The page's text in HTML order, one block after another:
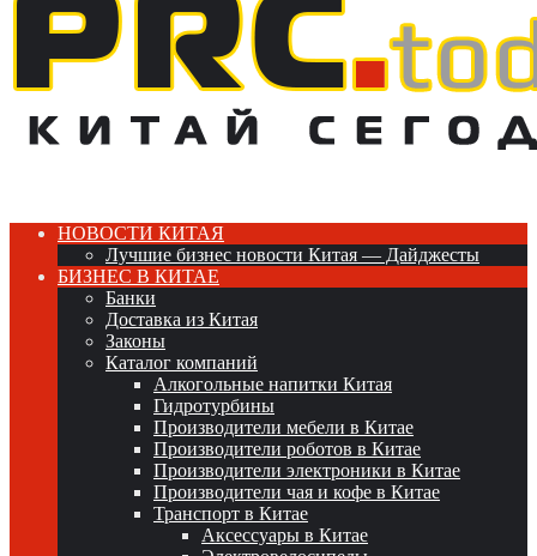
НОВОСТИ КИТАЯ
Лучшие бизнес новости Китая — Дайджесты
БИЗНЕС В КИТАЕ
Банки
Доставка из Китая
Законы
Каталог компаний
Алкогольные напитки Китая
Гидротурбины
Производители мебели в Китае
Производители роботов в Китае
Производители электроники в Китае
Производители чая и кофе в Китае
Транспорт в Китае
Аксессуары в Китае